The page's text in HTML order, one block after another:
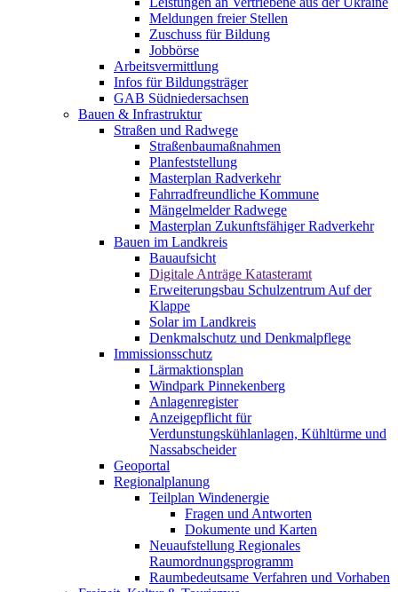
Meldungen freier Stellen
Zuschuss für Bildung
Jobbörse
Arbeitsvermittlung
Infos für Bildungsträger
GAB Südniedersachsen
Bauen & Infrastruktur
Straßen und Radwege
Straßenbaumaßnahmen
Planfeststellung
Masterplan Radverkehr
Fahrradfreundliche Kommune
Mängelmelder Radwege
Masterplan Zukunftsfähiger Radverkehr
Bauen im Landkreis
Bauaufsicht
Digitale Anträge Katasteramt
Erweiterungsbau Schulzentrum Auf der
Klappe
Solar im Landkreis
Denkmalschutz und Denkmalpflege
Immissionsschutz
Lärmaktionsplan
Windpark Pinnekenberg
Anlagenregister
Anzeigepflicht für
Verdunstungskühlanlagen, Kühltürme und
Nassabscheider
Geoportal
Regionalplanung
Teilplan Windenergie
Fragen und Antworten
Dokumente und Karten
Neuaufstellung Regionales
Raumordnungsprogramm
Raumbedeutsame Verfahren und Vorhaben